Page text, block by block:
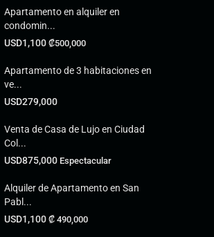
Apartamento en alquiler en
condomin...
USD1,100 ₡500,000
Apartamento de 3 habitaciones en
ve...
USD279,000
Venta de Casa de Lujo en Ciudad
Col...
USD875,000 Espectacular
Alquiler de Apartamento en San
Pabl...
USD1,100 ₡‎ 490,000